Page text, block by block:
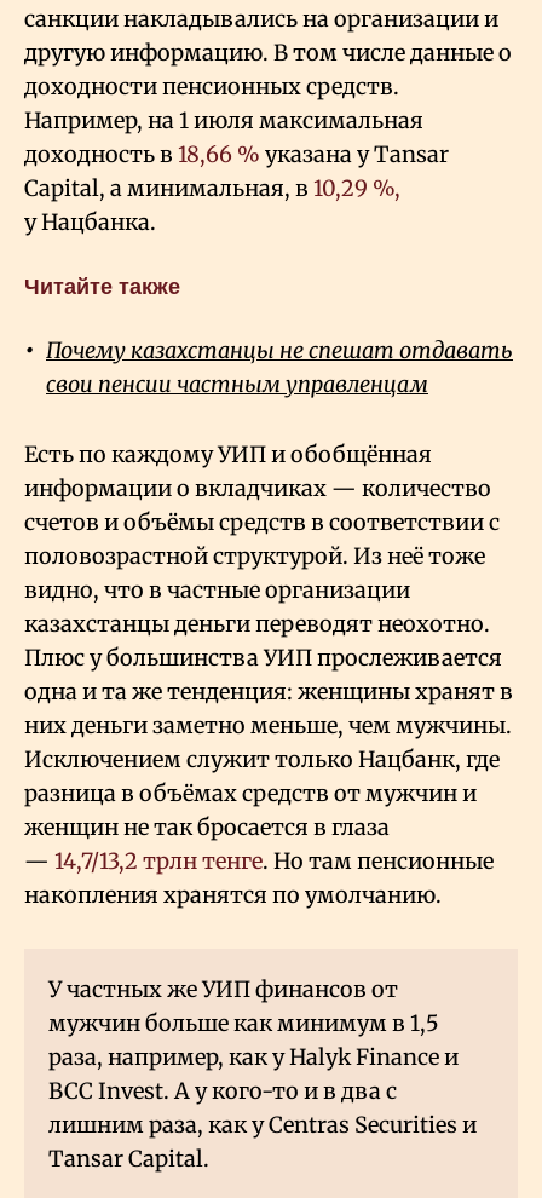
санкции накладывались на организации и
другую информацию. В том числе данные о
доходности пенсионных средств.
Например, на 1 июля максимальная
доходность в 18,66 % указана у Tansar
Capital, а минимальная, в 10,29 %,
у Нацбанка.
Читайте также
Почему казахстанцы не спешат отдавать
свои пенсии частным управленцам
Есть по каждому УИП и обобщённая
информации о вкладчиках — количество
счетов и объёмы средств в соответствии с
половозрастной структурой. Из неё тоже
видно, что в частные организации
казахстанцы деньги переводят неохотно.
Плюс у большинства УИП прослеживается
одна и та же тенденция: женщины хранят в
них деньги заметно меньше, чем мужчины.
Исключением служит только Нацбанк, где
разница в объёмах средств от мужчин и
женщин не так бросается в глаза
— 14,7/13,2 трлн тенге. Но там пенсионные
накопления хранятся по умолчанию.
У частных же УИП финансов от
мужчин больше как минимум в 1,5
раза, например, как у Halyk Finance и
BCC Invest. А у кого-то и в два с
лишним раза, как у Centras Securities и
Tansar Capital.